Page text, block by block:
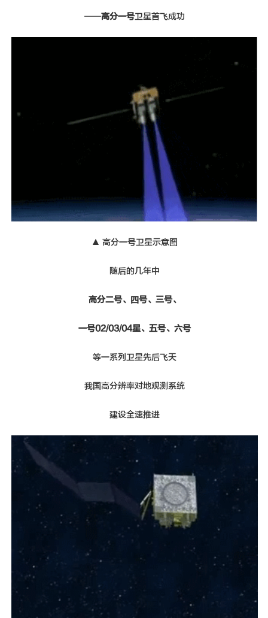
——高分一号卫星首飞成功
▲ 高分一号卫星示意图
随后的几年中
高分二号、四号、三号、
一号02/03/04星、五号、六号
等一系列卫星先后飞天
我国高分辨率对地观测系统
建设全速推进